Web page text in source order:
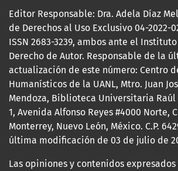
Editor Responsable: Dra. Adela Díaz
de Derechos al Uso Exclusivo 04-2022-
ISSN 2683-3239, ambos ante el
Derecho de Autor. Responsable de la
actualización de este número: Centro
Humanísticos de la UANL, Mtro. Juan
Mendoza, Biblioteca Universitaria Raúl
1, Avenida Alfonso Reyes #4000 Norte,
Monterrey, Nuevo León, México. C.P.
última modificación de 03 de julio de
Las opiniones y contenidos